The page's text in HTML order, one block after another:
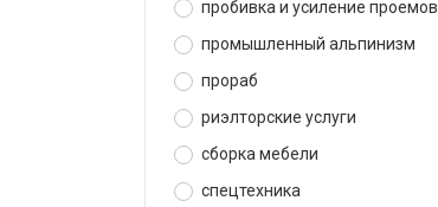
пробивка и усиление проемов
промышленный альпинизм
прораб
риэлторские услуги
сборка мебели
спецтехника